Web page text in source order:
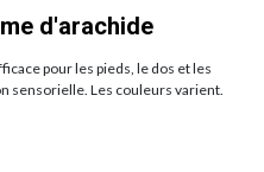
d'arachide
pour les pieds, le dos et les
sensorielle. Les couleurs varient.